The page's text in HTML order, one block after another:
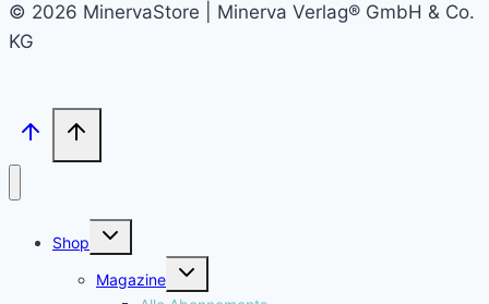
© 2026 MinervaStore | Minerva Verlag® GmbH & Co.
KG
Shop
Untermenü
Magazine
Untermenü